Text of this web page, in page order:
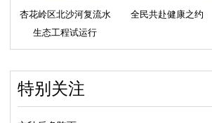
杏花岭区北沙河复流水
生态工程试运行
全民共赴健康之约
特别关注